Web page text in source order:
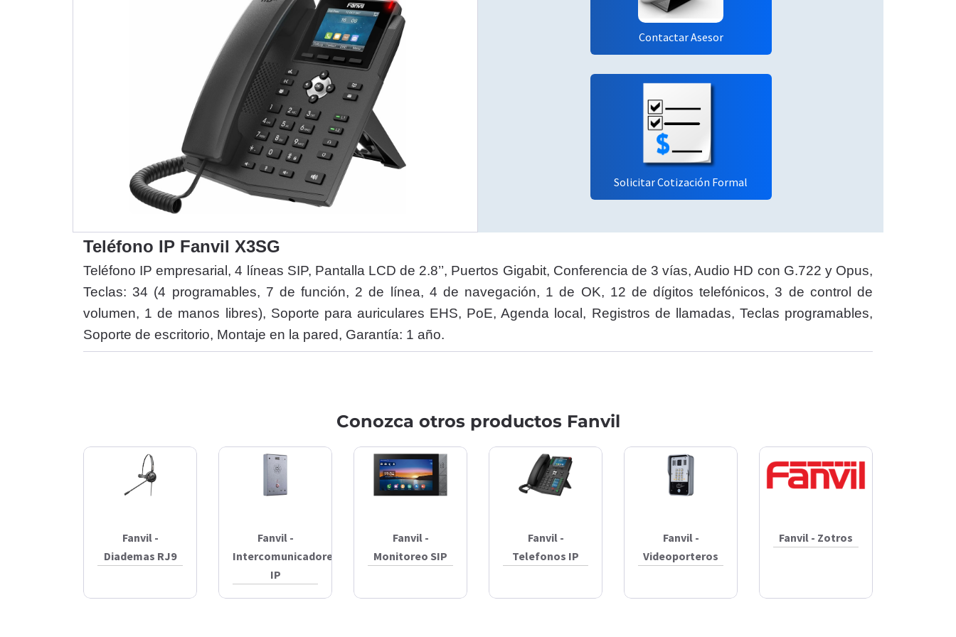
Contactar Asesor
Solicitar Cotización Formal
Teléfono IP Fanvil X3SG
Teléfono IP empresarial, 4 líneas SIP, Pantalla LCD de 2.8’’, Puertos Gigabit, Conferencia de 3 vías, Audio HD con G.722 y Opus,
Teclas: 34 (4 programables, 7 de función, 2 de línea, 4 de navegación, 1 de OK, 12 de dígitos telefónicos, 3 de control de
volumen, 1 de manos libres), Soporte para auriculares EHS, PoE, Agenda local, Registros de llamadas, Teclas programables,
Soporte de escritorio, Montaje en la pared, Garantía: 1 año.
Conozca otros productos Fanvil
Fanvil -
Diademas RJ9
Fanvil -
Intercomunicadores
IP
Fanvil -
Monitoreo SIP
Fanvil -
Telefonos IP
Fanvil -
Videoporteros
Fanvil - Zotros